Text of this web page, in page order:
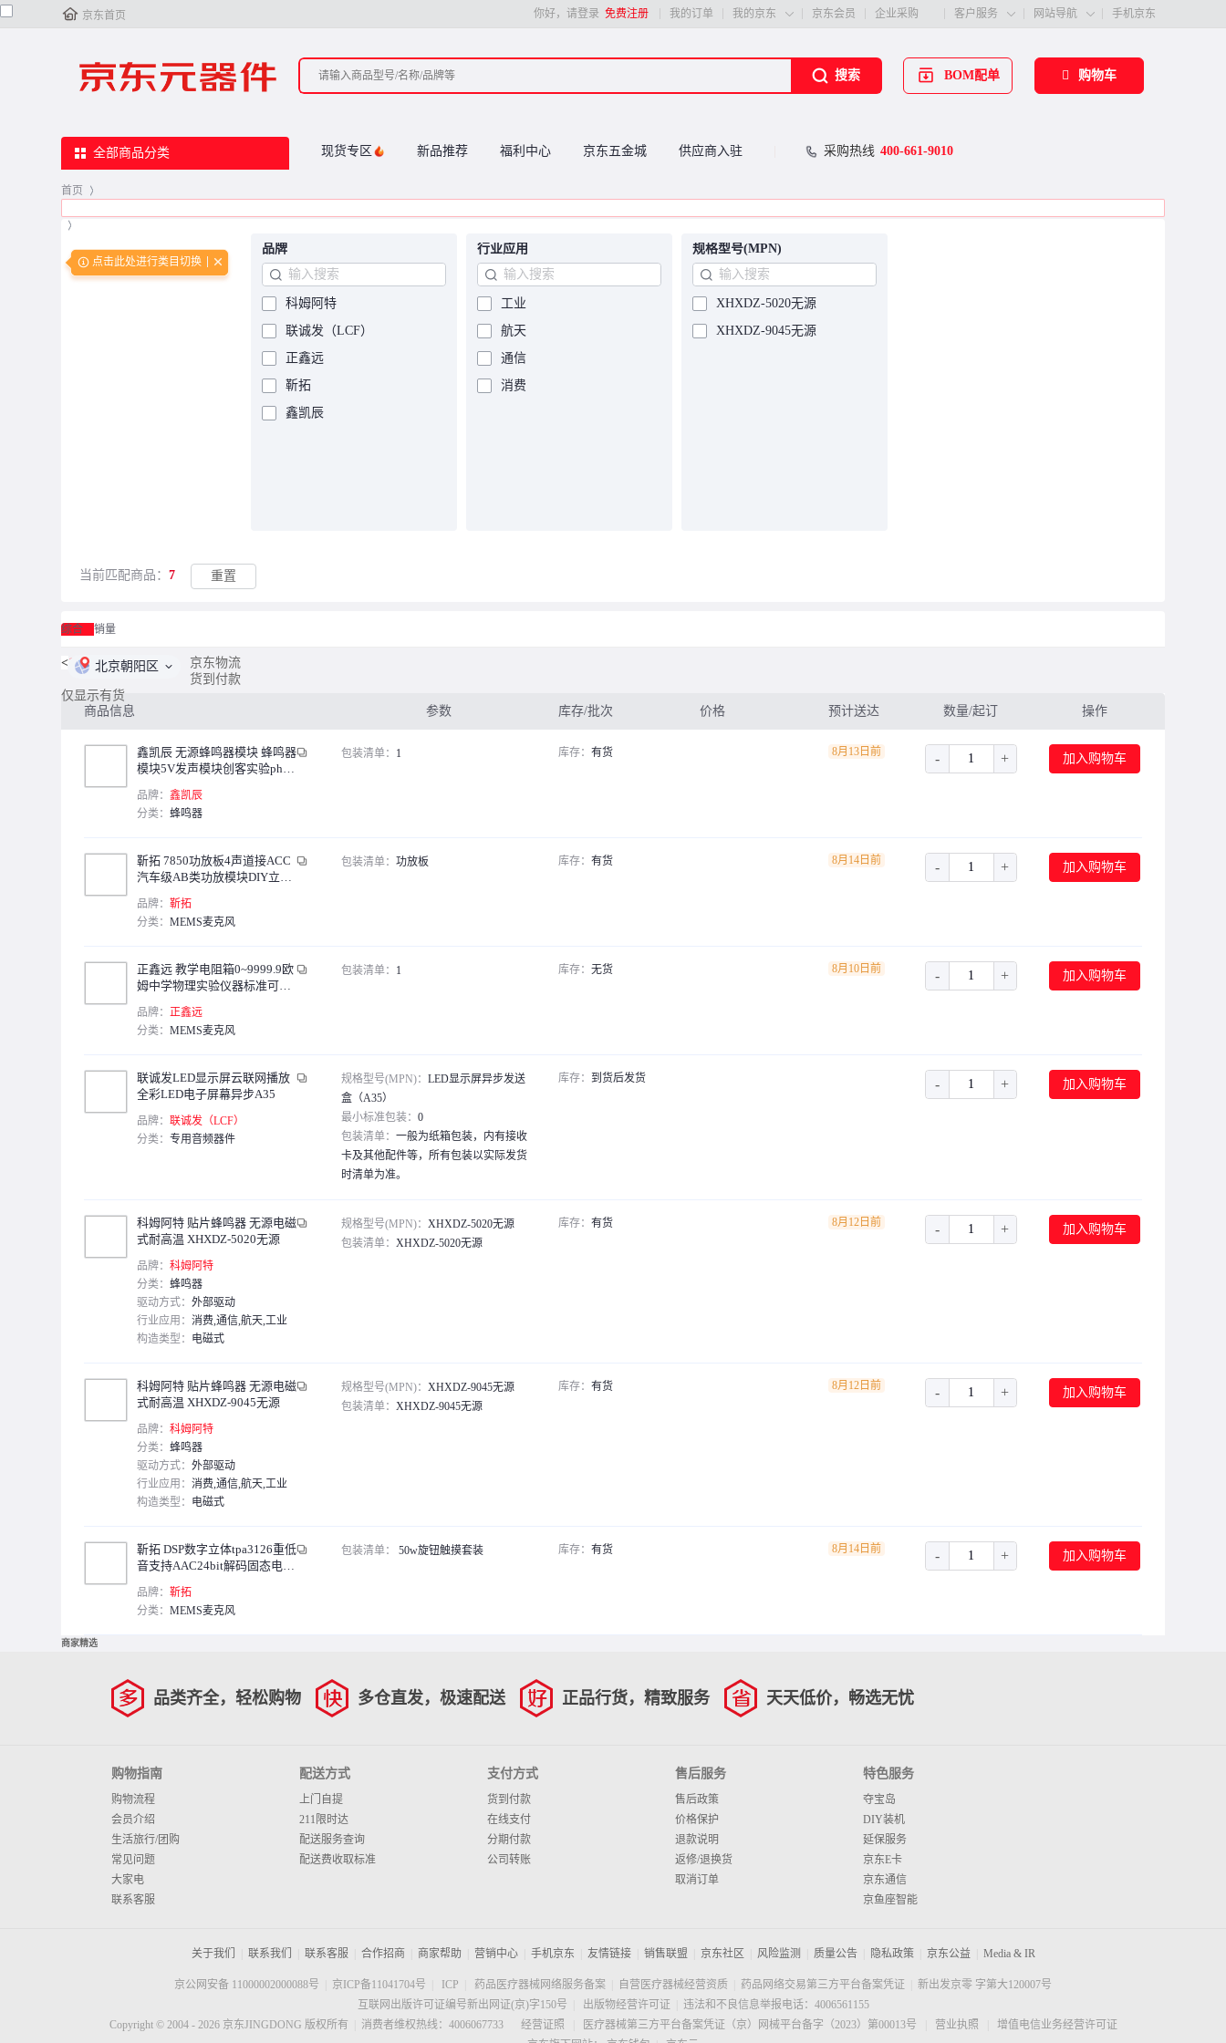
 京东首页 你好，请登录 免费注册 我的订单 我的京东  京东会员 企业采购 客户服务  网站导航  手机京东
搜索 BOM配单 购物车
全部商品分类 现货专区 新品推荐 福利中心 京东五金城 供应商入驻 采购热线 400-661-9010
首页 >
>
点击此处进行类目切换
品牌
科姆阿特
联诚发（LCF）
正鑫远
靳拓
鑫凯辰
行业应用
工业
航天
通信
消费
规格型号(MPN)
XHXDZ-5020无源
XHXDZ-9045无源
当前匹配商品： 7 重置
综合 销量
<1 /1> 北京朝阳区
京东物流
货到付款
仅显示有货
商品信息
参数 库存/批次 价格 预计送达 数量/起订 操作
鑫凯辰 无源蜂鸣器模块 蜂鸣器
模块5V发声模块创客实验ph2.
器模块（2个）
品牌： 鑫凯辰
分类： 蜂鸣器
包装清单： 1 库存： 有货 8月13日前 - + 加入购物车
靳拓 7850功放板4声道接ACC
汽车级AB类功放模块DIY立体
品牌： 靳拓
分类： MEMS麦克风
包装清单： 功放板 库存： 有货 8月14日前 - + 加入购物车
正鑫远 教学电阻箱0~9999.9欧
姆中学物理实验仪器标准可调
品牌： 正鑫远
分类： MEMS麦克风
包装清单： 1 库存： 无货 8月10日前 - + 加入购物车
联诚发LED显示屏云联网播放
全彩LED电子屏幕异步A35
品牌： 联诚发（LCF）
分类： 专用音频器件
规格型号(MPN)： LED显示屏异步发送
盒（A35）
最小标准包装： 0
包装清单： 一般为纸箱包装，内有接收
卡及其他配件等，所有包装以实际发货
时清单为准。
库存： 到货后发货 - + 加入购物车
科姆阿特 贴片蜂鸣器 无源电磁
式耐高温 XHXDZ-5020无源
品牌： 科姆阿特
分类： 蜂鸣器
驱动方式： 外部驱动
行业应用： 消费,通信,航天,工业
构造类型： 电磁式
规格型号(MPN)： XHXDZ-5020无源
包装清单： XHXDZ-5020无源
库存： 有货 8月12日前 - + 加入购物车
科姆阿特 贴片蜂鸣器 无源电磁
式耐高温 XHXDZ-9045无源
品牌： 科姆阿特
分类： 蜂鸣器
驱动方式： 外部驱动
行业应用： 消费,通信,航天,工业
构造类型： 电磁式
规格型号(MPN)： XHXDZ-9045无源
包装清单： XHXDZ-9045无源
库存： 有货 8月12日前 - + 加入购物车
靳拓 DSP数字立体tpa3126重低
音支持AAC24bit解码固态电容
品牌： 靳拓
分类： MEMS麦克风
包装清单： 50w旋钮触摸套装 库存： 有货 8月14日前 - + 加入购物车
商家精选
品类齐全，轻松购物 多仓直发，极速配送 正品行货，精致服务 天天低价，畅选无忧
购物指南
购物流程
会员介绍
生活旅行/团购
常见问题
大家电
联系客服
配送方式
上门自提
211限时达
配送服务查询
配送费收取标准
支付方式
货到付款
在线支付
分期付款
公司转账
售后服务
售后政策
价格保护
退款说明
返修/退换货
取消订单
特色服务
夺宝岛
DIY装机
延保服务
京东E卡
京东通信
京鱼座智能
关于我们 联系我们 联系客服 合作招商 商家帮助 营销中心 手机京东 友情链接 销售联盟 京东社区 风险监测 质量公告 隐私政策 京东公益 Media & IR
京公网安备 11000002000088号 京ICP备11041704号 ICP 药品医疗器械网络服务备案 自营医疗器械经营资质 药品网络交易第三方平台备案凭证
新出发京零 字第大120007号
互联网出版许可证编号新出网证(京)字150号
出版物经营许可证
违法和不良信息举报电话：4006561155
Copyright © 2004 - 2026京东JINGDONG 版权所有 消费者维权热线：4006067733 经营证照 医疗器械第三方平台备案凭证（京）网械平台备字（2023）第00013号 营业执照
增值电信业务经营许可证